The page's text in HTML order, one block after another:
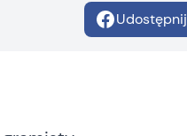
Udostępnij